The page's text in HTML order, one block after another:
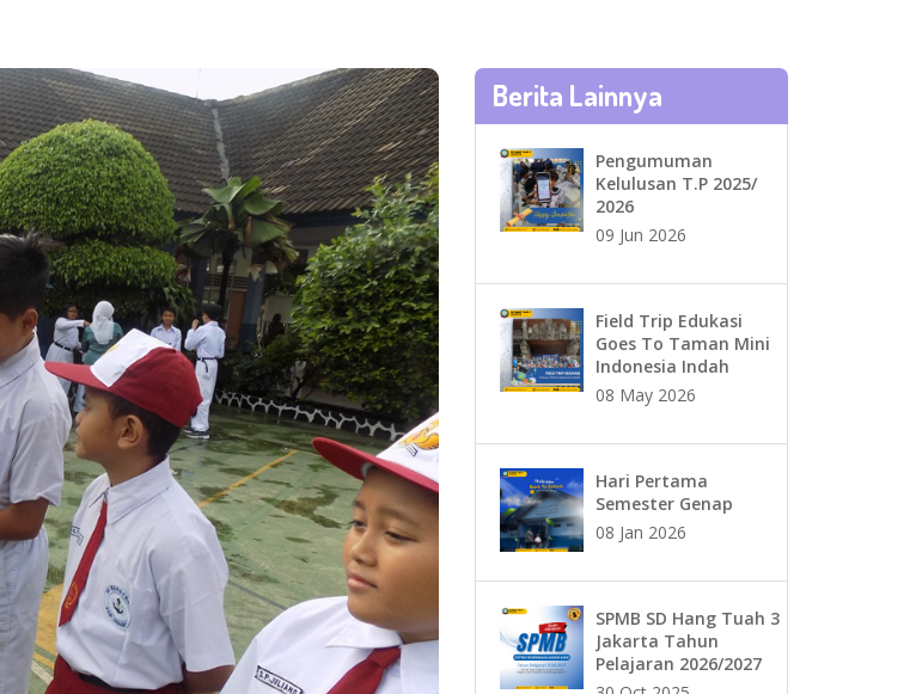
Berita Lainnya
Pengumuman
Kelulusan T.P 2025/
2026
09 Jun 2026
Field Trip Edukasi
Goes To Taman Mini
Indonesia Indah
08 May 2026
Hari Pertama
Semester Genap
08 Jan 2026
SPMB SD Hang Tuah 3
Jakarta Tahun
Pelajaran 2026/2027